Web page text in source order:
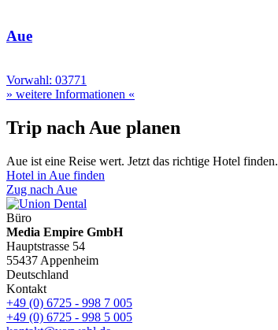
Aue
Vorwahl: 03771
» weitere Informationen «
Trip nach Aue planen
Aue ist eine Reise wert. Jetzt das richtige Hotel finden.
Hotel in Aue finden
Zug nach Aue
Büro
Media Empire GmbH
Hauptstrasse 54
55437 Appenheim
Deutschland
Kontakt
+49 (0) 6725 - 998 7 005
+49 (0) 6725 - 998 5 005